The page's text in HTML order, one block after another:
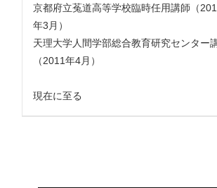
京都府立菟道高等学校臨時任用講師（
年3月）
天理大学人間学部総合教育研究センタ
（2011年4月）
現在に至る